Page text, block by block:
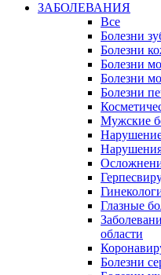
ЗАБОЛЕВАНИЯ
Все
Болезни
Болезни
Болезни
Болезни
Болезни
Мужские
Глазные
области
Болезни